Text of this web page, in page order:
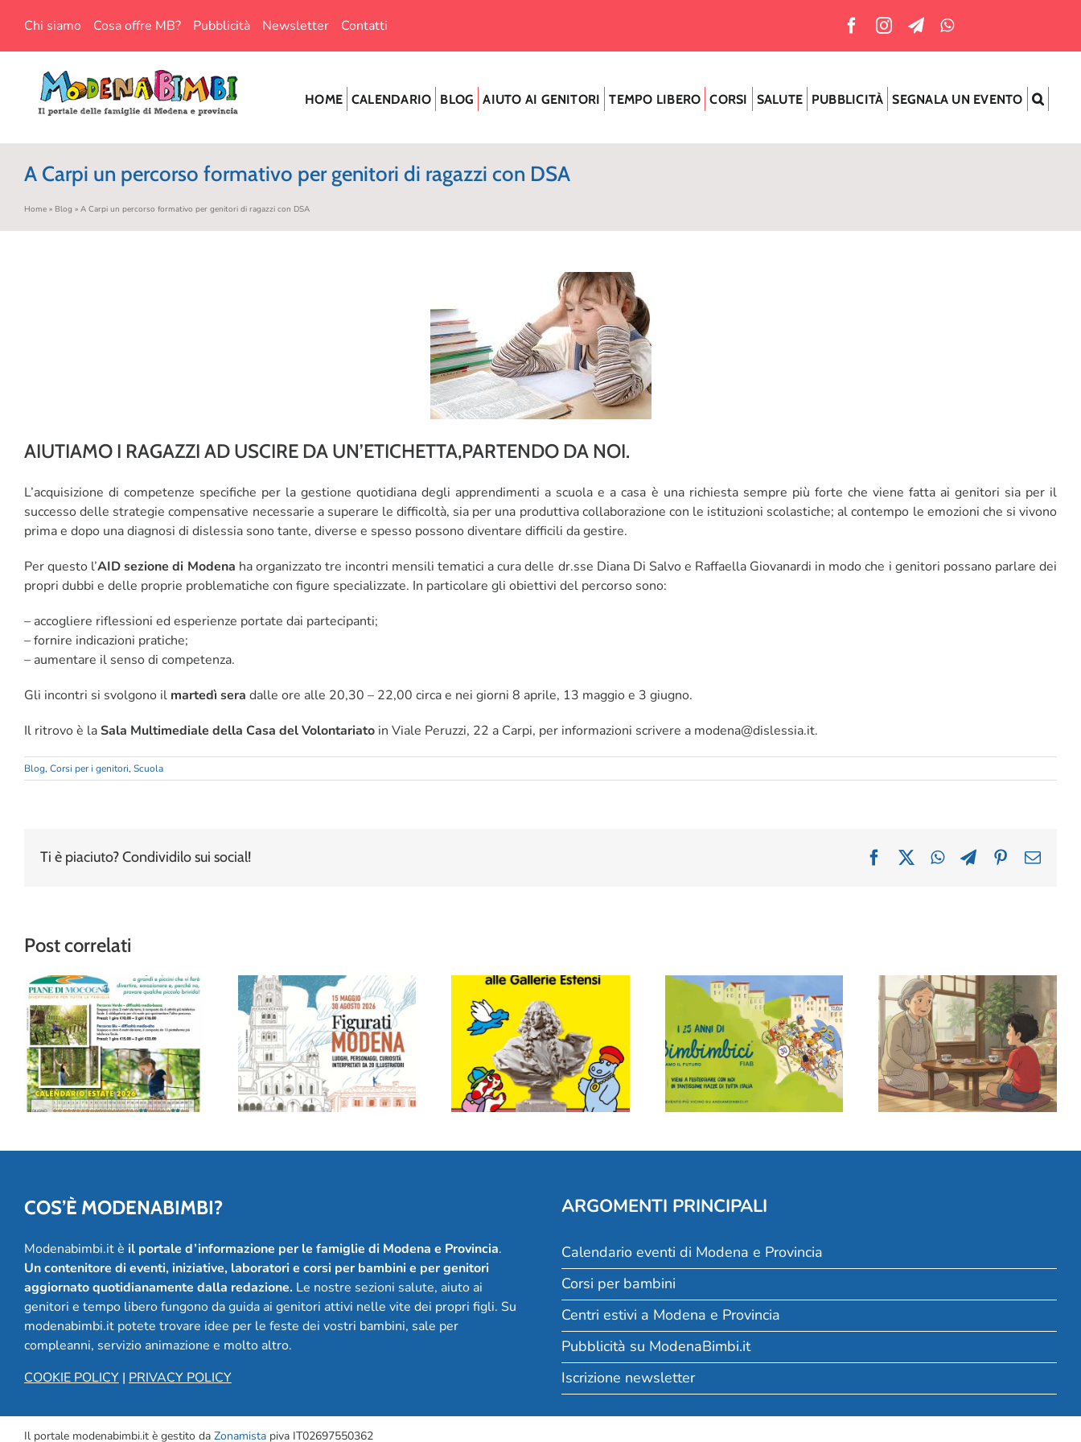
contenuto
Chi siamo Cosa offre MB? Pubblicità Newsletter Contatti
HOME CALENDARIO BLOG AIUTO AI GENITORI TEMPO LIBERO CORSI SALUTE PUBBLICITÀ SEGNALA UN EVENTO
A Carpi un percorso formativo per genitori di ragazzi con DSA
Home» Blog » A Carpi un percorso formativo per genitori di ragazzi con DSA
AIUTIAMO I RAGAZZI AD USCIRE DA UN’ETICHETTA,PARTENDO DA NOI.
L’acquisizione di competenze specifiche per la gestione quotidiana degli apprendimenti a scuola e a casa è una richiesta sempre più forte che viene fatta ai genitori sia per il
successo delle strategie compensative necessarie a superare le difficoltà, sia per una produttiva collaborazione con le istituzioni scolastiche; al contempo le emozioni che si vivono
prima e dopo una diagnosi di dislessia sono tante, diverse e spesso possono diventare difficili da gestire.
Per questo l’AID sezione di Modena ha organizzato tre incontri mensili tematici a cura delle dr.sse Diana Di Salvo e Raffaella Giovanardi in modo che i genitori possano parlare dei
propri dubbi e delle proprie problematiche con figure specializzate. In particolare gli obiettivi del percorso sono:
– accogliere riflessioni ed esperienze portate dai partecipanti;
– fornire indicazioni pratiche;
– aumentare il senso di competenza.
Gli incontri si svolgono il martedì sera dalle ore alle 20,30 – 22,00 circa e nei giorni 8 aprile, 13 maggio e 3 giugno.
Il ritrovo è laSala Multimediale della Casa del Volontariato in Viale Peruzzi, 22 a Carpi, per informazioni scrivere a modena@dislessia.it.
Blog, Corsi per i genitori, Scuola
Ti è piaciuto? Condividilo sui social! FacebookWhatsAppTelegramPinterest
Email
Post correlati
Avventura tra gli alberi
al Family Park delle
Piane di Mocogno
“Figurati Modena”: al
Museo della Figurina
una mostra (e un
album!) per festeggiare
20 anni
Pimpa alle Gallerie
Estensi: il museo più
bello di Modena
raccontato ai bambini
(e ai loro genitori)
Cos’è Bimbimbici
Parlare in dialetto ai
bambini: può interferire
con italiano e inglese?
COS’È MODENABIMBI?
Modenabimbi.it è il portale d’informazione per le famiglie di Modena e Provincia.
Un contenitore di eventi, iniziative, laboratori e corsi per bambini e per genitori
aggiornato quotidianamente dalla redazione. Le nostre sezioni salute, aiuto ai
genitori e tempo libero fungono da guida ai genitori attivi nelle vite dei propri figli. Su
modenabimbi.it potete trovare idee per le feste dei vostri bambini, sale per
compleanni, servizio animazione e molto altro.
COOKIE POLICY| PRIVACY POLICY
ARGOMENTI PRINCIPALI
Calendario eventi di Modena e Provincia
Corsi per bambini
Centri estivi a Modena e Provincia
Pubblicità su ModenaBimbi.it
Iscrizione newsletter
Il portale modenabimbi.it è gestito da Zonamistapiva IT02697550362